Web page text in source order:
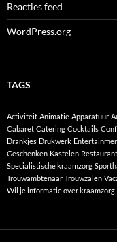
Reacties feed
WordPress.org
TAGS
Activiteit Animatie Apparatuur
Cabaret Catering Cocktails
Drankjes Drukwerk
Geschenken Kastelen
Specialistische kraamzorg
Trouwambtenaar Trouwzalen
Wil je informatie over kraamzorg